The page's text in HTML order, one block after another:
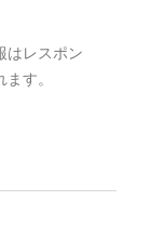
はレスポン
す。